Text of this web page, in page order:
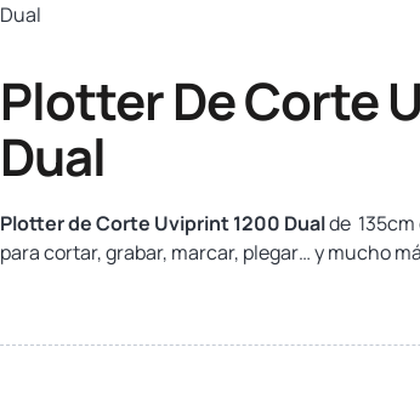
Dual
Plotter De Corte
Dual
Plotter de Corte Uviprint 1200 Dualde
para cortar, grabar, marcar, plegar… y mucho